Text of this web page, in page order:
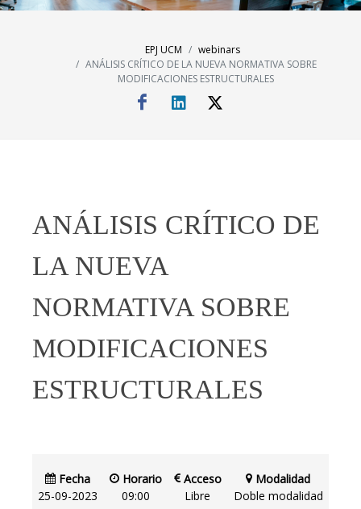
EPJ UCM
webinars
ANÁLISIS CRÍTICO DE LA NUEVA NORMATIVA SOBRE
MODIFICACIONES ESTRUCTURALES
ANÁLISIS CRÍTICO DE
LA NUEVA
NORMATIVA SOBRE
MODIFICACIONES
ESTRUCTURALES
Fecha
25-09-2023
Horario
09:00
Acceso
Libre
Modalidad
Doble modalidad